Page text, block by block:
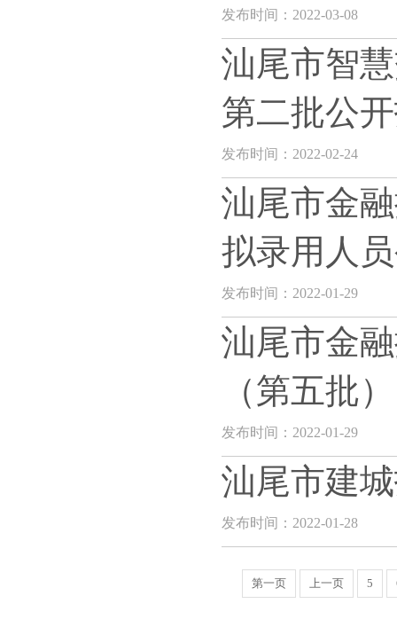
发布时间：2022-03-08
汕尾市智
第二批公
发布时间：2022-02-24
汕尾市金
拟录用人
发布时间：2022-01-29
汕尾市金
（第五批）
发布时间：2022-01-29
汕尾市建
发布时间：2022-01-28
第一页 上一页 5